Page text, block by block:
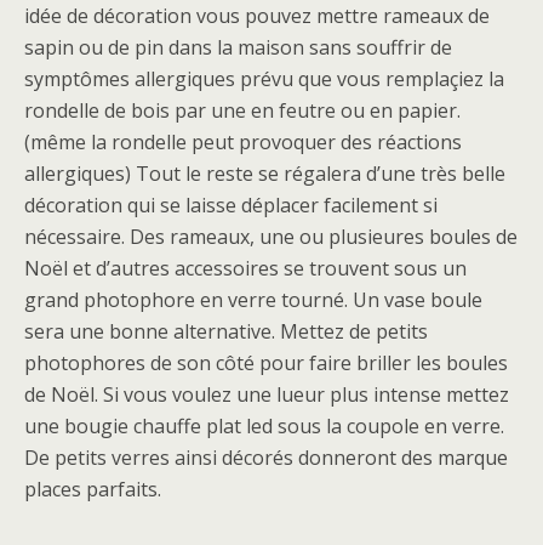
idée de décoration vous pouvez mettre rameaux de
sapin ou de pin dans la maison sans souffrir de
symptômes allergiques prévu que vous remplaçiez la
rondelle de bois par une en feutre ou en papier.
(même la rondelle peut provoquer des réactions
allergiques) Tout le reste se régalera d’une très belle
décoration qui se laisse déplacer facilement si
nécessaire. Des rameaux, une ou plusieures boules de
Noël et d’autres accessoires se trouvent sous un
grand photophore en verre tourné. Un vase boule
sera une bonne alternative. Mettez de petits
photophores de son côté pour faire briller les boules
de Noël. Si vous voulez une lueur plus intense mettez
une bougie chauffe plat led sous la coupole en verre.
De petits verres ainsi décorés donneront des marque
places parfaits.